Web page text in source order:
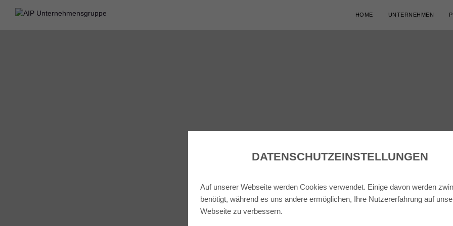
HOME UNTERNEHMEN
DATENSCHUTZ­EINSTELLUNGEN
Auf unserer Webseite werden Cookies verwendet. Einige davon werden
benötigt, während es uns andere ermöglichen, Ihre Nutzererfahrung auf
Webseite zu verbessern.